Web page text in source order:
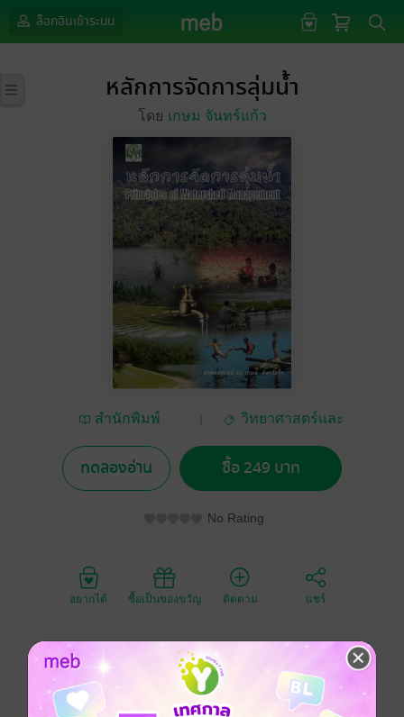
ล็อกอินเข้าระบบ
หลักการจัดการลุ่มน้ำ
โดย เกษม จันทร์แก้ว
สำนักพิมพ์
เกษตรศาสตร์
วิทยาศาสตร์และ
ทดลองอ่าน ซื้อ 249 บาท
No Rating
อยากได้ ซื้อเป็นของขวัญ ติดตาม แชร์
หลักการจัดการลุ่มน้ำเป็นหนังสือที่บรรยายเกี่ยวกับการ
จัดการพื้นที่ทุกๆ รูปแบบการใช้ที่ดินที่สัมพันธ์ต่อการ
จัดการน้ำตามหลักการและวิธีการทาง อุทกวิทยา ซึ่งเป็น